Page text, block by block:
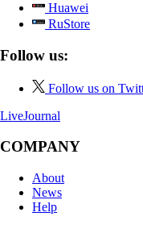
Huawei
RuStore
Follow us:
Follow us on
LiveJournal
COMPANY
About
News
Help